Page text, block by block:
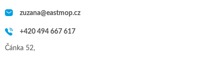
zuzana@eastmop.cz
+420 494 667 617
Čánka 52,